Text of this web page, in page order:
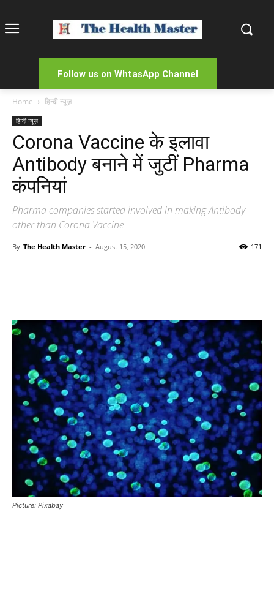
Follow us on WhtasApp Channel
Home हिन्दी न्यूज़
हिन्दी न्यूज़
Corona Vaccine के इलावा
Antibody बनाने में जुटीं Pharma
कंपनियां
Pharma companies started involved in making Antibody
other than Corona Vaccine
By The Health Master - August 15, 2020 171
Picture: Pixabay